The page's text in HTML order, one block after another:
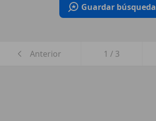
Guardar búsqueda
Anterior 1 / 3